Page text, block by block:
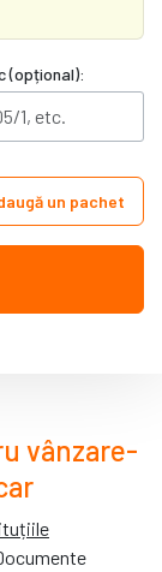
(opțional):
un pachet
vânzare-